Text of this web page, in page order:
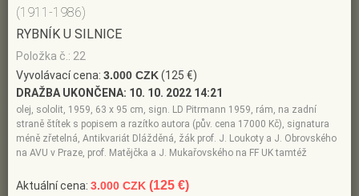
(1911-1986)
RYBNÍK U SILNICE
Položka č.: 22
Vyvolávací cena: 3.000 CZK(125 €)
DRAŽBA UKONČENA: 10. 10. 2022 14:21
olej, sololit, 1959, 63 x 95 cm, sign. LD Pitrmann 1959, rám, na zadní
straně štítek s popisem a razítko autora (pův. cena 17000 Kč), signatura
méně zřetelná, Antikvariát Dlážděná, žák prof. J. Loukoty a J. Obrovského
na AVU v Praze, prof. Matějčka a J. Mukařovského na FF UK tamtéž
Aktuální cena: 3.000 CZK (125 €)